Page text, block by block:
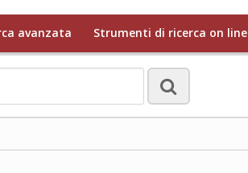
avanzata Strumenti di ricerca on line